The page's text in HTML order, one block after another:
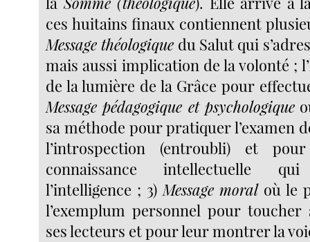
ces huitains finaux contiennent
Message théologique du Salut qui
mais aussi implication de la volonté ;
de la lumière de la Grâce pour
Message pédagogique et psychologique
sa méthode pour pratiquer l’examen
l’introspection (entroubli) et
connaissance intellectuelle
l’intelligence ; 3) Message moraloù le
l’exemplum personnel pour
ses lecteurs et pour leur montrer la